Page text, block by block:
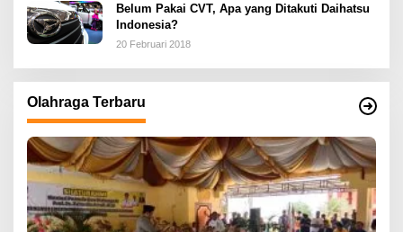
Belum Pakai CVT, Apa yang Ditakuti Daihatsu
Indonesia?
20 Februari 2018
Olahraga Terbaru